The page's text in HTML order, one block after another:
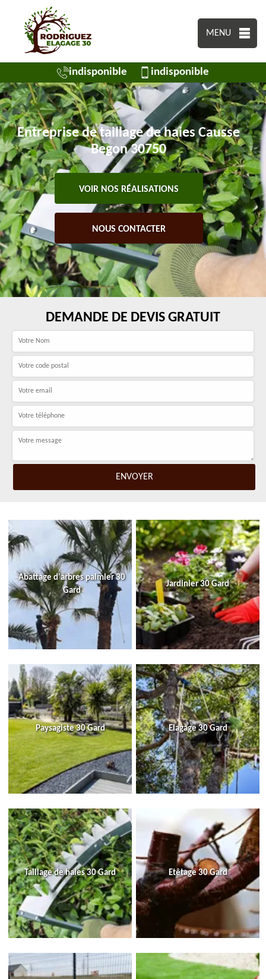
MENU
indisponible indisponible
Entreprise de taillage de haies Causse
Begon 30750
VOIR NOS RÉALISATIONS
NOUS CONTACTER
DEMANDE DE DEVIS GRATUIT
Abattage d'arbres palmier 30
Gard
Jardinier 30 Gard
Paysagiste 30 Gard Elagage 30 Gard
Taillage de haies 30 Gard Etêtage 30 Gard